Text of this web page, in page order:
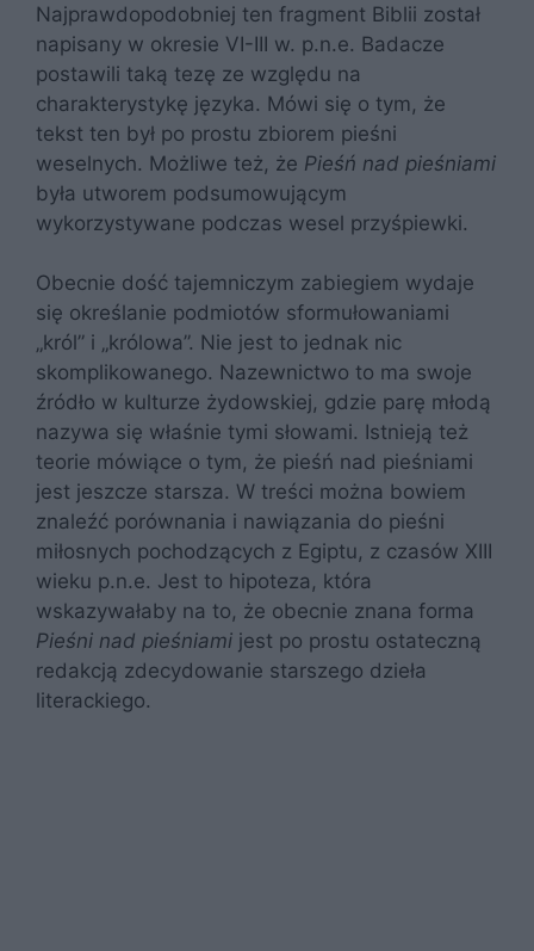
Najprawdopodobniej ten fragment Biblii został
napisany w okresie VI-III w. p.n.e. Badacze
postawili taką tezę ze względu na
charakterystykę języka. Mówi się o tym, że
tekst ten był po prostu zbiorem pieśni
weselnych. Możliwe też, że Pieśń nad pieśniami
była utworem podsumowującym
wykorzystywane podczas wesel przyśpiewki.
Obecnie dość tajemniczym zabiegiem wydaje
się określanie podmiotów sformułowaniami
„król” i „królowa”. Nie jest to jednak nic
skomplikowanego. Nazewnictwo to ma swoje
źródło w kulturze żydowskiej, gdzie parę młodą
nazywa się właśnie tymi słowami. Istnieją też
teorie mówiące o tym, że pieśń nad pieśniami
jest jeszcze starsza. W treści można bowiem
znaleźć porównania i nawiązania do pieśni
miłosnych pochodzących z Egiptu, z czasów XIII
wieku p.n.e. Jest to hipoteza, która
wskazywałaby na to, że obecnie znana forma
Pieśni nad pieśniami jest po prostu ostateczną
redakcją zdecydowanie starszego dzieła
literackiego.